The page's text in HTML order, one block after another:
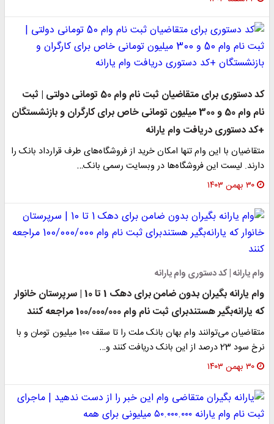
کد دستوری برای متقاضیان ثبت نام وام 50 تومانی دولتی | ثبت
نام وام 50 و 300 میلیون تومانی خاص برای کارگران و بازنشستگان
+کد دستوری دریافت وام یارانه
متقاضیان با این وام تنها امکان خرید از فروشگاه‌های طرف قرارداد بانک را
دارند. لیست این فروشگاه‌ها در وبسایت رسمی بانک…
۳۰ بهمن ۱۴۰۳
وام یارانه | کد دستوری وام یارانه
وام یارانه بگیران بدون ضامن برای دهک 1 تا 10 | سرپرستان خانوار
که یارانه‌بگیر هستندبرای ثبت نام وام 100/000/000 مراجعه کنند
متقاضیان می‌توانند وام بهان بانک ملت را تا سقف 100 میلیون تومان و با
نرخ سود 23 درصد از این بانک دریافت کنند و…
۳۰ بهمن ۱۴۰۳